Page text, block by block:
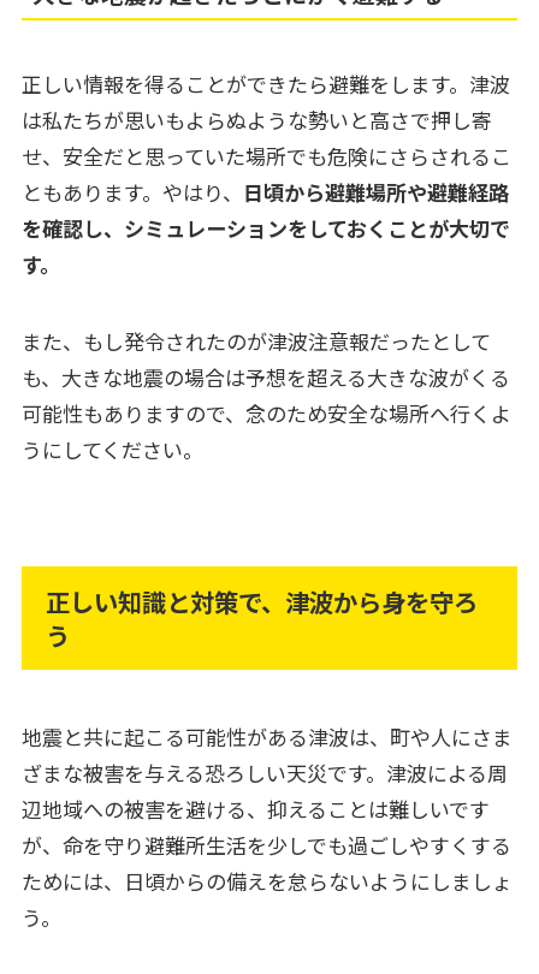
正しい情報を得ることができたら避難をします。津波
は私たちが思いもよらぬような勢いと高さで押し寄
せ、安全だと思っていた場所でも危険にさらされるこ
ともあります。やはり、 日頃から避難場所や避難経路
を確認し、シミュレーションをしておくことが大切で
す。
また、もし発令されたのが津波注意報だったとして
も、大きな地震の場合は予想を超える大きな波がくる
可能性もありますので、念のため安全な場所へ行くよ
うにしてください。
正しい知識と対策で、津波から身を守ろ
う
地震と共に起こる可能性がある津波は、町や人にさま
ざまな被害を与える恐ろしい天災です。津波による周
辺地域への被害を避ける、抑えることは難しいです
が、命を守り避難所生活を少しでも過ごしやすくする
ためには、日頃からの備えを怠らないようにしましょ
う。